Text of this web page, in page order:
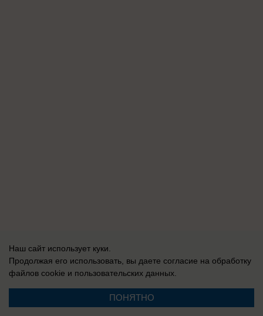
Наш сайт использует куки.
Продолжая его использовать, вы даете согласие на обработку
файлов cookie и пользовательских данных.
ПОНЯТНО